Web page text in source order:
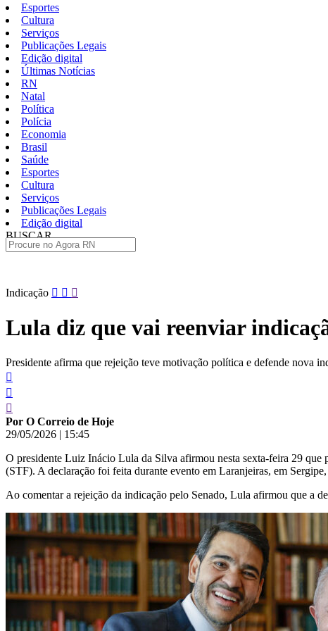
Esportes
Cultura
Serviços
Publicações Legais
Edição digital
Últimas Notícias
RN
Natal
Política
Polícia
Economia
Brasil
Saúde
Esportes
Cultura
Serviços
Publicações Legais
Edição digital
BUSCAR
Pular
conteúdo
Indicação
Lula diz que vai reenviar
Presidente afirma que rejeição teve motivação política e defende nova
Por O Correio de Hoje
29/05/2026 | 15:45
O presidente Luiz Inácio Lula da Silva afirmou nesta sexta-feira 29 que
(STF). A declaração foi feita durante evento em Laranjeiras, em
Ao comentar a rejeição da indicação pelo Senado, Lula afirmou que a